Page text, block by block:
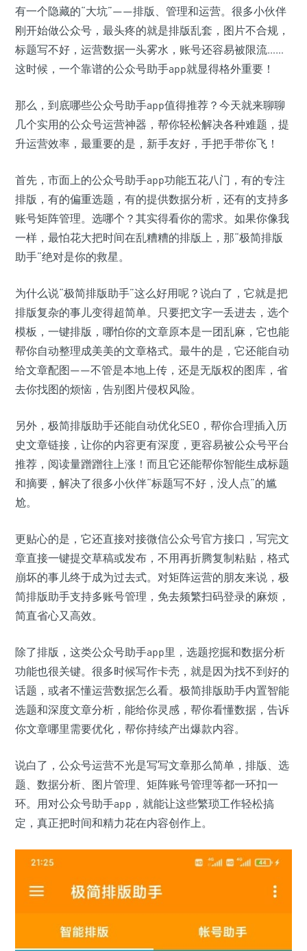
有一个隐藏的“大坑”——排版、管理和运营。很多小伙伴
刚开始做公众号，最头疼的就是排版乱套，图片不合规，
标题写不好，运营数据一头雾水，账号还容易被限流……
这时候，一个靠谱的公众号助手app就显得格外重要！
那么，到底哪些公众号助手app值得推荐？今天就来聊聊
几个实用的公众号运营神器，帮你轻松解决各种难题，提
升运营效率，最重要的是，新手友好，手把手带你飞！
首先，市面上的公众号助手app功能五花八门，有的专注
排版，有的偏重选题，有的提供数据分析，还有的支持多
账号矩阵管理。选哪个？其实得看你的需求。如果你像我
一样，最怕花大把时间在乱糟糟的排版上，那“极简排版
助手”绝对是你的救星。
为什么说“极简排版助手”这么好用呢？说白了，它就是把
排版复杂的事儿变得超简单。只要把文字一丢进去，选个
模板，一键排版，哪怕你的文章原本是一团乱麻，它也能
帮你自动整理成美美的文章格式。最牛的是，它还能自动
给文章配图——不管是本地上传，还是无版权的图库，省
去你找图的烦恼，告别图片侵权风险。
另外，极简排版助手还能自动优化SEO，帮你合理插入历
史文章链接，让你的内容更有深度，更容易被公众号平台
推荐，阅读量蹭蹭往上涨！而且它还能帮你智能生成标题
和摘要，解决了很多小伙伴“标题写不好，没人点”的尴
尬。
更贴心的是，它还直接对接微信公众号官方接口，写完文
章直接一键提交草稿或发布，不用再折腾复制粘贴，格式
崩坏的事儿终于成为过去式。对矩阵运营的朋友来说，极
简排版助手支持多账号管理，免去频繁扫码登录的麻烦，
简直省心又高效。
除了排版，这类公众号助手app里，选题挖掘和数据分析
功能也很关键。很多时候写作卡壳，就是因为找不到好的
话题，或者不懂运营数据怎么看。极简排版助手内置智能
选题和深度文章分析，能给你灵感，帮你看懂数据，告诉
你文章哪里需要优化，帮你持续产出爆款内容。
说白了，公众号运营不光是写写文章那么简单，排版、选
题、数据分析、图片管理、矩阵账号管理等都一环扣一
环。用对公众号助手app，就能让这些繁琐工作轻松搞
定，真正把时间和精力花在内容创作上。